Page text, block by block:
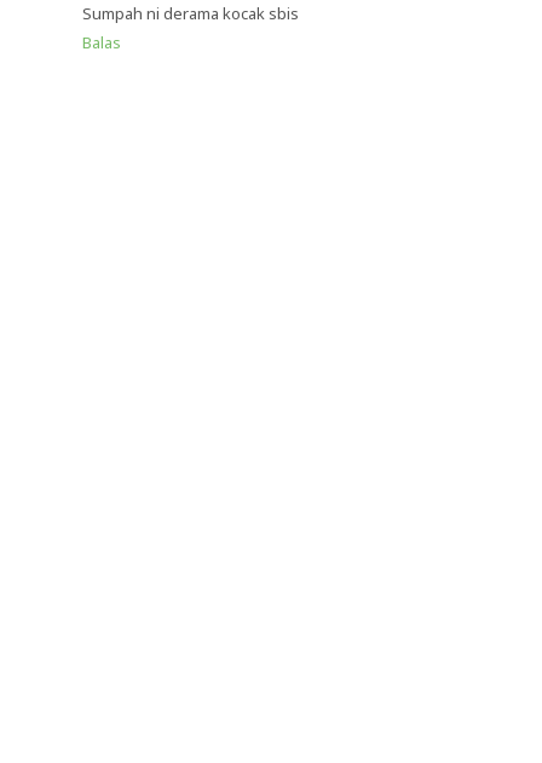
Sumpah ni derama kocak sbis
Balas